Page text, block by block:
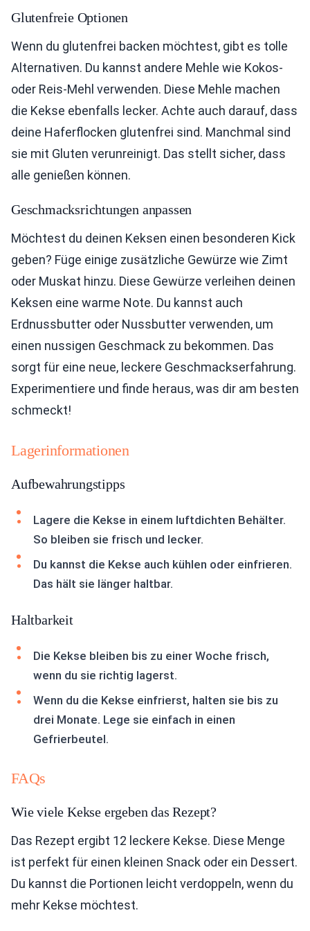
Glutenfreie Optionen
Wenn du glutenfrei backen möchtest, gibt es tolle
Alternativen. Du kannst andere Mehle wie Kokos-
oder Reis-Mehl verwenden. Diese Mehle machen
die Kekse ebenfalls lecker. Achte auch darauf, dass
deine Haferflocken glutenfrei sind. Manchmal sind
sie mit Gluten verunreinigt. Das stellt sicher, dass
alle genießen können.
Geschmacksrichtungen anpassen
Möchtest du deinen Keksen einen besonderen Kick
geben? Füge einige zusätzliche Gewürze wie Zimt
oder Muskat hinzu. Diese Gewürze verleihen deinen
Keksen eine warme Note. Du kannst auch
Erdnussbutter oder Nussbutter verwenden, um
einen nussigen Geschmack zu bekommen. Das
sorgt für eine neue, leckere Geschmackserfahrung.
Experimentiere und finde heraus, was dir am besten
schmeckt!
Lagerinformationen
Aufbewahrungstipps
Lagere die Kekse in einem luftdichten Behälter.
So bleiben sie frisch und lecker.
Du kannst die Kekse auch kühlen oder einfrieren.
Das hält sie länger haltbar.
Haltbarkeit
Die Kekse bleiben bis zu einer Woche frisch,
wenn du sie richtig lagerst.
Wenn du die Kekse einfrierst, halten sie bis zu
drei Monate. Lege sie einfach in einen
Gefrierbeutel.
FAQs
Wie viele Kekse ergeben das Rezept?
Das Rezept ergibt 12 leckere Kekse. Diese Menge
ist perfekt für einen kleinen Snack oder ein Dessert.
Du kannst die Portionen leicht verdoppeln, wenn du
mehr Kekse möchtest.